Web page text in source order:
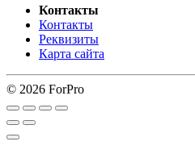
Контакты
Контакты
Реквизиты
Карта сайта
© 2026 ForPro